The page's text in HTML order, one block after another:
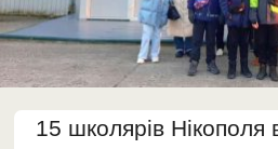
15 школярів Нікополя